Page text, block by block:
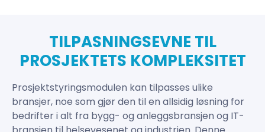
TILPASNINGSEVNE TIL
PROSJEKTETS KOMPLEKSITET
Prosjektstyringsmodulen kan tilpasses ulike
bransjer, noe som gjør den til en allsidig løsning for
bedrifter i alt fra bygg- og anleggsbransjen og IT-